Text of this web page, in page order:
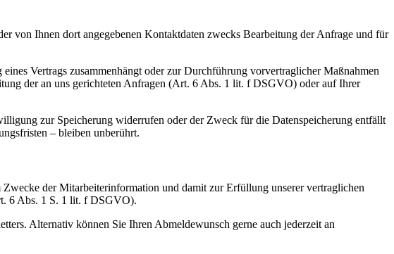
von Ihnen dort angegebenen Kontaktdaten zwecks Bearbeitung der Anfrage und für
Vertrags zusammenhängt oder zur Durchführung vorvertraglicher Maßnahmen
der an uns gerichteten Anfragen (Art. 6 Abs. 1 lit. f DSGVO) oder auf Ihrer
zur Speicherung widerrufen oder der Zweck für die Datenspeicherung entfällt
– bleiben unberührt.
der Mitarbeiterinformation und damit zur Erfüllung unserer vertraglichen
6 Abs. 1 S. 1 lit. f DSGVO).
Alternativ können Sie Ihren Abmeldewunsch gerne auch jederzeit an